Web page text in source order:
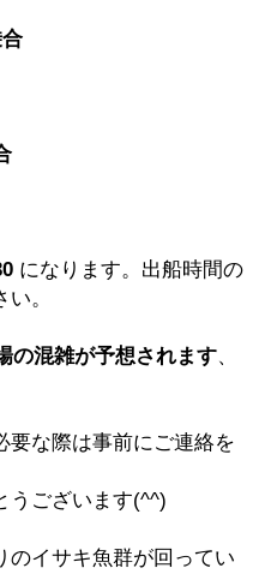
になります。出船時間の
。
の混雑が予想されます、
要な際は事前にご連絡を
うございます(^^)
のイサキ魚群が回ってい